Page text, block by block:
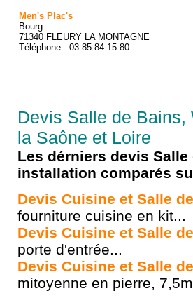
Men's Plac's
Bourg
71340 FLEURY LA MONTAGNE
Téléphone : 03 85 84 15 80
Devis Salle de
la Saône et Loire
Les dérniers devis
installation comparés
Devis Cuisine et Salle
fourniture cuisine en kit...
Devis Cuisine et Salle
porte d'entrée...
Devis Cuisine et Salle
mitoyenne en pierre,